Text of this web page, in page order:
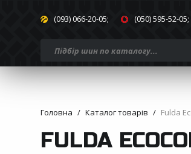
(093) 066-20-05; (050) 595-52-05;
Головна Каталог товарів Fulda
FULDA